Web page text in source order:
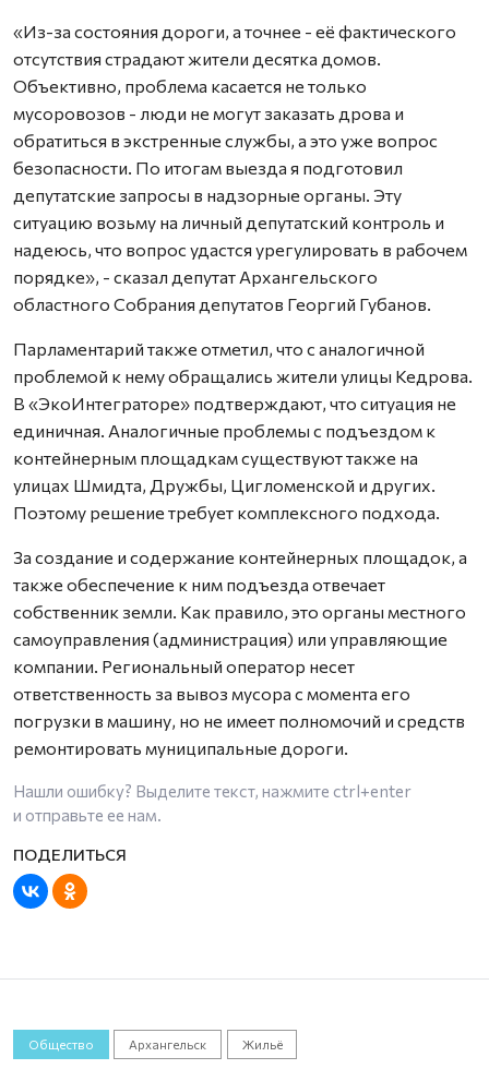
«Из-за состояния дороги, а точнее - её фактического
отсутствия страдают жители десятка домов.
Объективно, проблема касается не только
мусоровозов - люди не могут заказать дрова и
обратиться в экстренные службы, а это уже вопрос
безопасности. По итогам выезда я подготовил
депутатские запросы в надзорные органы. Эту
ситуацию возьму на личный депутатский контроль и
надеюсь, что вопрос удастся урегулировать в рабочем
порядке», - сказал депутат Архангельского
областного Собрания депутатов Георгий Губанов.
Парламентарий также отметил, что с аналогичной
проблемой к нему обращались жители улицы Кедрова.
В «ЭкоИнтеграторе» подтверждают, что ситуация не
единичная. Аналогичные проблемы с подъездом к
контейнерным площадкам существуют также на
улицах Шмидта, Дружбы, Цигломенской и других.
Поэтому решение требует комплексного подхода.
За создание и содержание контейнерных площадок, а
также обеспечение к ним подъезда отвечает
собственник земли. Как правило, это органы местного
самоуправления (администрация) или управляющие
компании. Региональный оператор несет
ответственность за вывоз мусора с момента его
погрузки в машину, но не имеет полномочий и средств
ремонтировать муниципальные дороги.
Нашли ошибку? Выделите текст, нажмите ctrl+enter
и отправьте ее нам.
Общество Архангельск Жильё